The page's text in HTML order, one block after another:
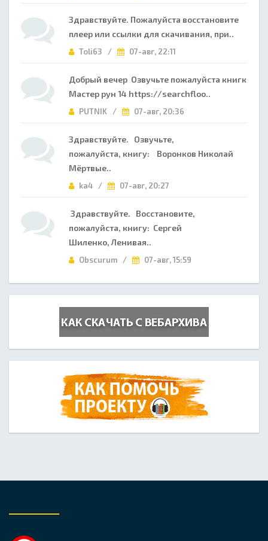
Здравствуйте. Пожалуйста восстановите
плеер или ссылки для скачивания, при..
Toli63 / 07-авг, 22:11
Добрый вечер Озвучьте пожалуйста книгк
Мастер рун 14 https://searchfloo..
PUTNIK / 07-авг, 20:36
Здравствуйте. Озвучьте,
пожалуйста, книгу: Воронков Николай
Мёртвые..
ka4 / 07-авг, 20:27
Здравствуйте. Восстановите,
пожалуйста, книгу: Сергей
Шиленко, Ленивая..
Obscurum / 07-авг, 15:59